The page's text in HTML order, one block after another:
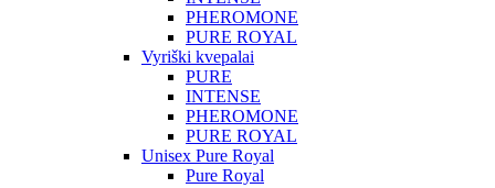
PHEROMONE
PURE ROYAL
Vyriški kvepalai
PURE
INTENSE
PHEROMONE
PURE ROYAL
Unisex Pure Royal
Pure Royal